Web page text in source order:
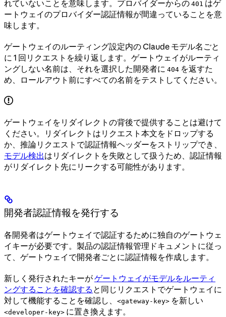
れていないことを意味します。プロバイダーからの 401 はゲ
ートウェイのプロバイダー認証情報が間違っていることを意
味します。
ゲートウェイのルーティング設定内の Claude モデル名ごと
に 1 回リクエストを繰り返します。ゲートウェイがルーティ
ングしない名前は、それを選択した開発者に 404 を返すた
め、ロールアウト前にすべての名前をテストしてください。
ゲートウェイをリダイレクトの背後で提供することは避けて
ください。リダイレクトはリクエスト本文をドロップする
か、推論リクエストで認証情報ヘッダーをストリップでき、
モデル検出はリダイレクトを失敗として扱うため、認証情報
がリダイレクト先にリークする可能性があります。
開発者認証情報を発行する
各開発者はゲートウェイで認証するために独自のゲートウェ
イキーが必要です。製品の認証情報管理ドキュメントに従っ
て、ゲートウェイで開発者ごとに認証情報を作成します。
新しく発行されたキーがゲートウェイがモデルをルーティ
ングすることを確認する と同じリクエストでゲートウェイに
対して機能することを確認し、
<gateway-key> を新しい
<developer-key> に置き換えます。